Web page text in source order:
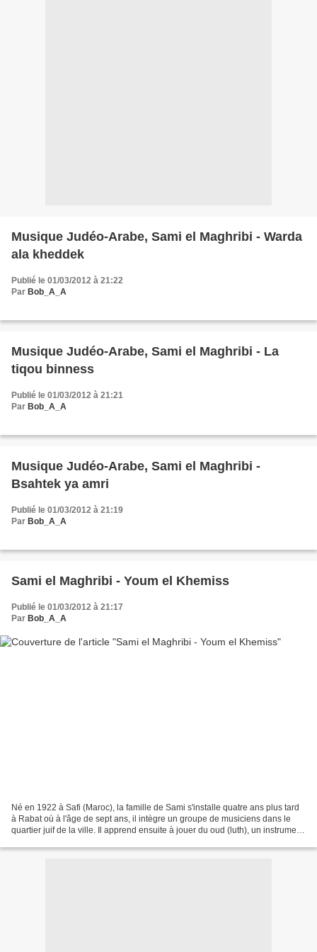
Musique Judéo-Arabe, Sami el Maghribi - Warda
ala kheddek
Publié le 01/03/2012 à 21:22
Par Bob_A_A
Musique Judéo-Arabe, Sami el Maghribi - La
tiqou binness
Publié le 01/03/2012 à 21:21
Par Bob_A_A
Musique Judéo-Arabe, Sami el Maghribi -
Bsahtek ya amri
Publié le 01/03/2012 à 21:19
Par Bob_A_A
Sami el Maghribi - Youm el Khemiss
Publié le 01/03/2012 à 21:17
Par Bob_A_A
Né en 1922 à Safi (Maroc), la famille de Sami s'installe quatre ans plus tard
à Rabat où à l'âge de sept ans, il intègre un groupe de musiciens dans le
quartier juif de la ville. Il apprend ensuite à jouer du oud (luth), un instrument